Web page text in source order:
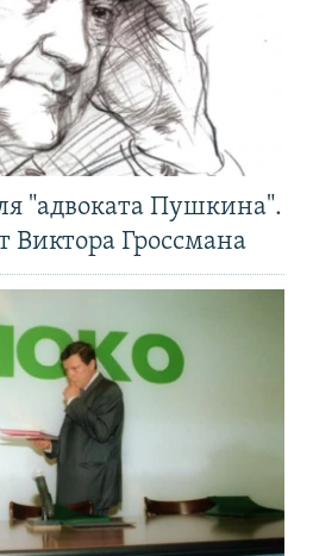
"адвоката Пушкина".
Виктора Гроссмана